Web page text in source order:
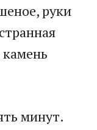
руки
минут.